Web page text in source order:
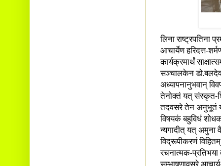
लिना राष्ट्रपतिना
आचार्येण हरिदत्त-
कार्यक्रमार्थं
सञ्चालकेन
अध्यापनानुभवान्
तेनोक्तं यत् संस्कृत-
तदवसरे तेन अनुभूतं
विषयकं बहुविधं
न्यगादीत् यत् अमुना
विद्रूपीकरणं
रचनात्मक-प्रतिभया